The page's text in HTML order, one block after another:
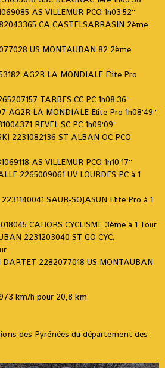
AS VILLEMUR PCO 1h03'52''
CA CASTELSARRASIN 2ème
US MONTAUBAN 82 2ème
AG2R LA MONDIALE Elite Pro
TARBES CC PC 1h08'36''
AG2R LA MONDIALE Elite Pro 1h08'49''
REVEL SC PC 1h09'09''
2231082136 ST ALBAN OC PCO
AS VILLEMUR PCO 1h10'17''
2265009061 UV LOURDES PC à 1
SAUR-SOJASUN Elite Pro à 1
CAHORS CYCLISME 3ème à 1 Tour
2231203040 ST GO CYC.
DARTET 2282077018 US MONTAUBAN
km/h pour 20,8 km
des Pyrénées du département des